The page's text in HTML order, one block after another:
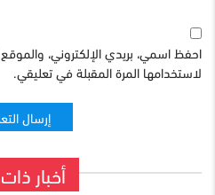
احفظ اسمي، بريدي الإلكتروني،
لاستخدامها المرة المقبلة في تعليقي.
أخبار